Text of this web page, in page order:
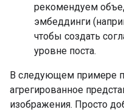
рекомендуем
эмбеддинги
чтобы создать
уровне поста.
В следующем примере
агрегированное
изображения. Просто